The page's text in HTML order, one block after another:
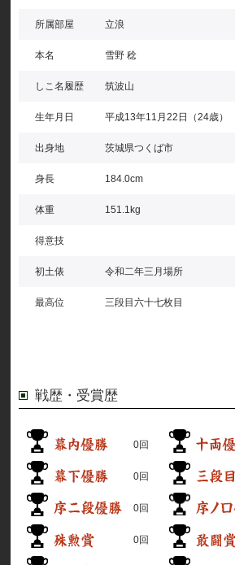
所属部屋 立浪
本名 雪野 稔
しこ名履歴 筑波山
生年月日 平成13年11月22日（24歳）
出身地 茨城県つくば市
身長 184.0cm
体重 151.1kg
得意技
初土俵 令和二年三月場所
最高位 三段目六十七枚目
戦歴・受賞歴
0回
0回
0回
0回